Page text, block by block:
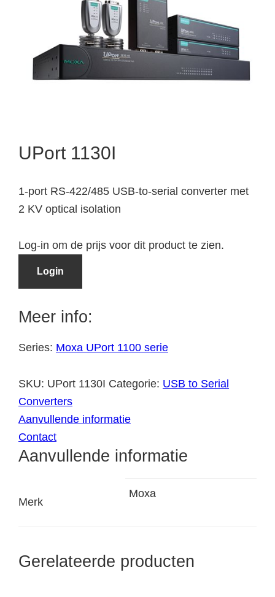
UPort 1130I
1-port RS-422/485 USB-to-serial converter met
2 KV optical isolation
Log-in om de prijs voor dit product te zien.
Login
Meer info:
Series: Moxa UPort 1100 serie
SKU: UPort 1130I Categorie: USB to Serial
Converters
Aanvullende informatie
Contact
Aanvullende informatie
Merk
Moxa
Gerelateerde producten